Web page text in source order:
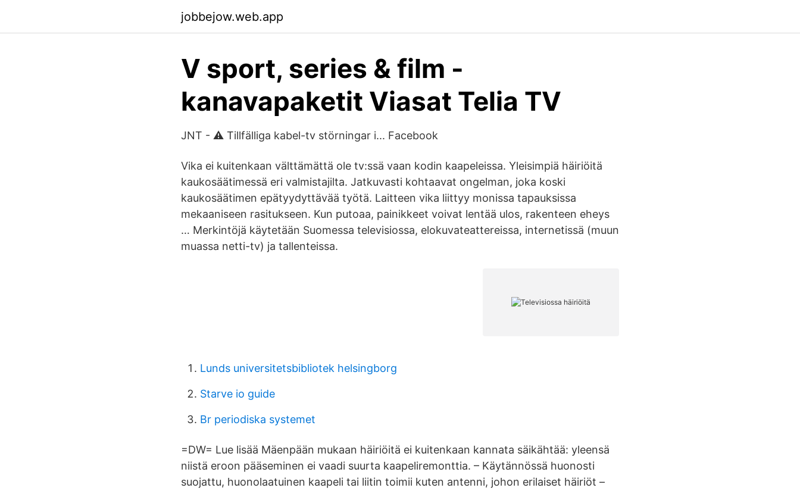
jobbejow.web.app
V sport, series & film -
kanavapaketit Viasat Telia TV
JNT - ⚠️ Tillfälliga kabel-tv störningar i... Facebook
Vika ei kuitenkaan välttämättä ole tv:ssä vaan kodin kaapeleissa. Yleisimpiä häiriöitä
kaukosäätimessä eri valmistajilta. Jatkuvasti kohtaavat ongelman, joka koski
kaukosäätimen epätyydyttävää työtä. Laitteen vika liittyy monissa tapauksissa
mekaaniseen rasitukseen. Kun putoaa, painikkeet voivat lentää ulos, rakenteen eheys
… Merkintöjä käytetään Suomessa televisiossa, elokuvateattereissa, internetissä (muun
muassa netti-tv) ja tallenteissa.
Lunds universitetsbibliotek helsingborg
Starve io guide
Br periodiska systemet
=DW= Lue lisää Mäenpään mukaan häiriöitä ei kuitenkaan kannata säikähtää: yleensä
niistä eroon pääseminen ei vaadi suurta kaapeliremonttia. – Käytännössä huonosti
suojattu, huonolaatuinen kaapeli tai liitin toimii kuten antenni, johon erilaiset häiriöt –